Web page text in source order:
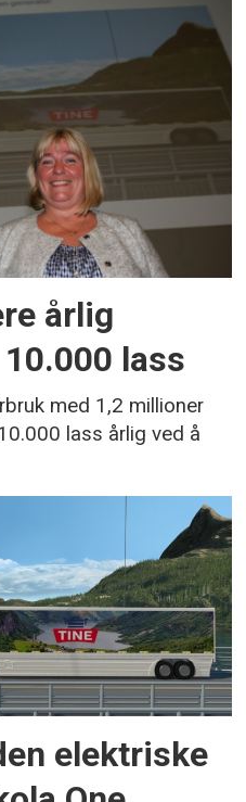
årlig
lass
med 1,2 millioner
lass årlig ved å
elektriske